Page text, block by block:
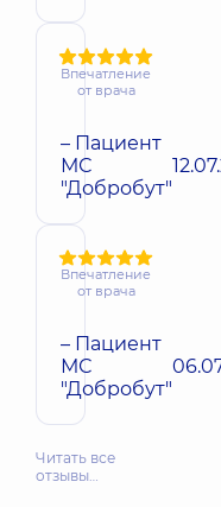
Впечатление
от врача
– Пациент
МС
"Добробут"
Впечатление
от врача
– Пациент
МС
"Добробут"
Читать все
отзывы…